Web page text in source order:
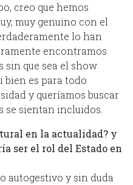
creo que hemos
muy genuino con el
lo han
encontramos
que sea el show
bien es para todo
y queríamos buscar
se sientan incluidos.
en la actualidad? y
ser el rol del Estado en
autogestivo y sin duda